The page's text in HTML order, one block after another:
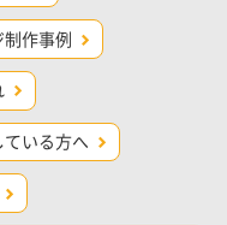
作事例
いる方へ